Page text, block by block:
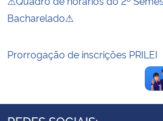
Banco Central do Brasil
Bacharelado⚠
Prorrogação de inscrições PRILEI